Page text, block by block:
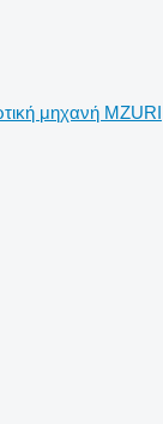
μηχανή MZURI